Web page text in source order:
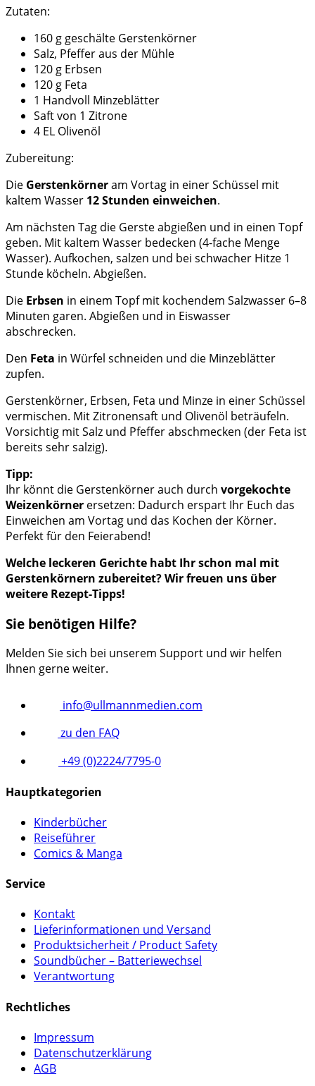
Zutaten:
160 g geschälte Gerstenkörner
Salz, Pfeffer aus der Mühle
120 g Erbsen
120 g Feta
1 Handvoll Minzeblätter
Saft von 1 Zitrone
4 EL Olivenöl
Zubereitung:
Die Gerstenkörneram Vortag in einer Schüssel mit
kaltem Wasser 12 Stunden einweichen.
Am nächsten Tag die Gerste abgießen und in einen Topf
geben. Mit kaltem Wasser bedecken (4-fache Menge
Wasser). Aufkochen, salzen und bei schwacher Hitze 1
Stunde köcheln. Abgießen.
Die Erbsen in einem Topf mit kochendem Salzwasser 6–8
Minuten garen. Abgießen und in Eiswasser
abschrecken.
Den Feta in Würfel schneiden und die Minzeblätter
zupfen.
Gerstenkörner, Erbsen, Feta und Minze in einer Schüssel
vermischen. Mit Zitronensaft und Olivenöl beträufeln.
Vorsichtig mit Salz und Pfeffer abschmecken (der Feta ist
bereits sehr salzig).
Tipp:
Ihr könnt die Gerstenkörner auch durch vorgekochte
Weizenkörner ersetzen: Dadurch erspart Ihr Euch das
Einweichen am Vortag und das Kochen der Körner.
Perfekt für den Feierabend!
Welche leckeren Gerichte habt Ihr schon mal mit
Gerstenkörnern zubereitet? Wir freuen uns über
weitere Rezept-Tipps!
Sie benötigen Hilfe?
Melden Sie sich bei unserem Support und wir helfen
Ihnen gerne weiter.
info@ullmannmedien.com
zu den FAQ
+49 (0)2224/7795-0
Hauptkategorien
Kinderbücher
Reiseführer
Comics & Manga
Service
Kontakt
Lieferinformationen und Versand
Produktsicherheit / Product Safety
Soundbücher – Batteriewechsel
Verantwortung
Rechtliches
Impressum
Datenschutzerklärung
AGB